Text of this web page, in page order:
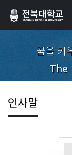
꿈을 키
The
인사말